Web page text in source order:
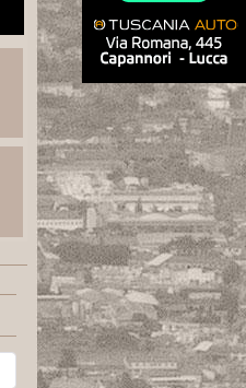
Type 2 or more characters